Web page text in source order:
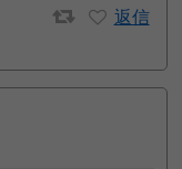
返信